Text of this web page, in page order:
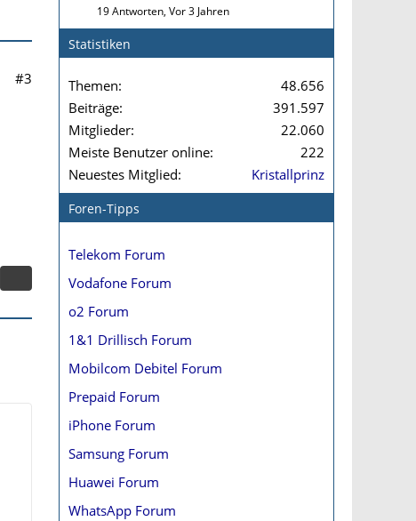
#3
19 Antworten, Vor 3 Jahren
Statistiken
Themen
48.656
Beiträge
391.597
Mitglieder
22.060
Meiste Benutzer online
222
Neuestes Mitglied
Kristallprinz
Foren-Tipps
Telekom Forum
Vodafone Forum
o2 Forum
1&1 Drillisch Forum
Mobilcom Debitel Forum
Prepaid Forum
iPhone Forum
Samsung Forum
Huawei Forum
WhatsApp Forum